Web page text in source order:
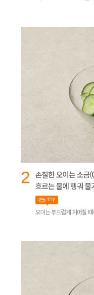
2 손질한 오이는 소금
흐르는 물에 헹궈 물
오이는 부드럽게 휘어질